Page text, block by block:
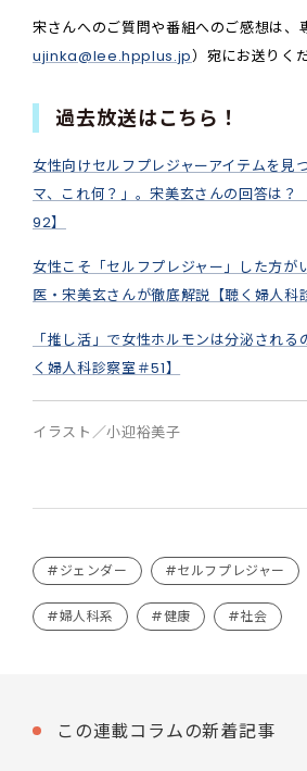
宋さんへのご質問や番組へのご感想は、
ujinka@lee.hpplus.jp）宛にお送りく
過去放送はこちら！
女性向けセルフプレジャーアイテムを見
マ、これ何？」。宋美玄さんの回答は？
92】
女性こそ「セルフプレジャー」した方が
医・宋美玄さんが徹底解説【聴く婦人科
「推し活」で女性ホルモンは分泌され
く婦人科診察室＃51】
イラスト／小迎裕美子
#ジェンダー #セルフプレジャー
#婦人科系 #健康 #社会
この連載コラムの新着記事